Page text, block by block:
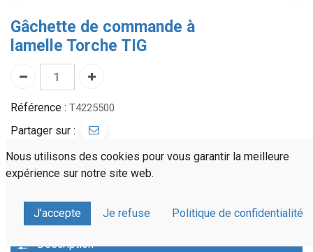
Gâchette de commande à
lamelle Torche TIG
Référence : T4225500
Partager sur :
Devis personnalisé
À votre écoute
Description
Nous utilisons des cookies pour vous garantir la meilleure
expérience sur notre site web.
J'accepte Je refuse Politique de confidentialité